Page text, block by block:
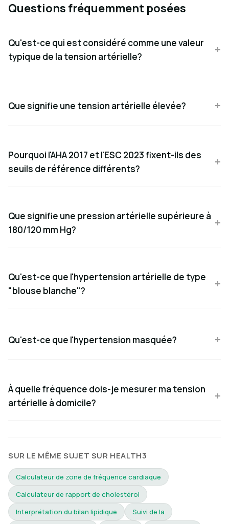
Questions fréquemment posées
Qu'est-ce qui est considéré comme une valeur
typique de la tension artérielle?
Que signifie une tension artérielle élevée?
Pourquoi l'AHA 2017 et l'ESC 2023 fixent-ils des
seuils de référence différents?
Que signifie une pression artérielle supérieure à
180/120 mm Hg?
Qu'est-ce que l'hypertension artérielle de type
"blouse blanche"?
Qu'est-ce que l'hypertension masquée?
À quelle fréquence dois-je mesurer ma tension
artérielle à domicile?
SUR LE MÊME SUJET SUR HEALTH3
Calculateur de zone de fréquence cardiaque
Calculateur de rapport de cholestérol
Interprétation du bilan lipidique
Suivi de la